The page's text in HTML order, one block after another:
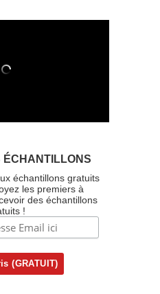
ÉCHANTILLONS
échantillons gratuits
les premiers à
des échantillons
!